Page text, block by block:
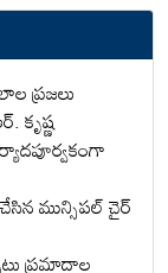
ప్రజలు
కృష్ణ
మున్సిపల్ చైర్
ప్రమాదాల